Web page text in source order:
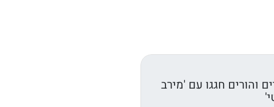
והורים חגגו עם 'מירב